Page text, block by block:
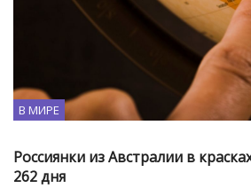
В МИРЕ
Россиянки из Австралии в
262 дня